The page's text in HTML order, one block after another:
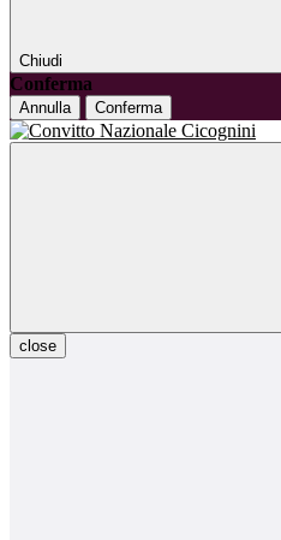
Chiudi
Conferma
Annulla Conferma
close